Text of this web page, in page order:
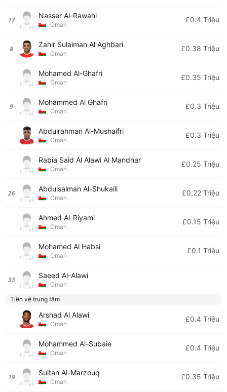
17 Nasser Al-Rawahi
Oman
£0.4 Triệu
8 Zahir Sulaiman Al Aghbari
Oman
£0.38 Triệu
Mohamed Al-Ghafri
Oman
£0.35 Triệu
9 Mohammed Al Ghafri
Oman
£0.3 Triệu
Abdulrahman Al-Mushaifri
Oman
£0.3 Triệu
Rabia Said Al Alawi Al Mandhar
Oman
£0.25 Triệu
26 Abdulsalman Al-Shukaili
Oman
£0.22 Triệu
Ahmed Al-Riyami
Oman
£0.15 Triệu
Mohamed Al Habsi
Oman
£0.1 Triệu
33 Saeed Al-Alawi
Oman
Tiền vệ trung tâm
Arshad Al Alawi
Oman
£0.4 Triệu
Mohammed Al-Subaie
Oman
£0.4 Triệu
19 Sultan Al-Marzouq
Oman
£0.35 Triệu